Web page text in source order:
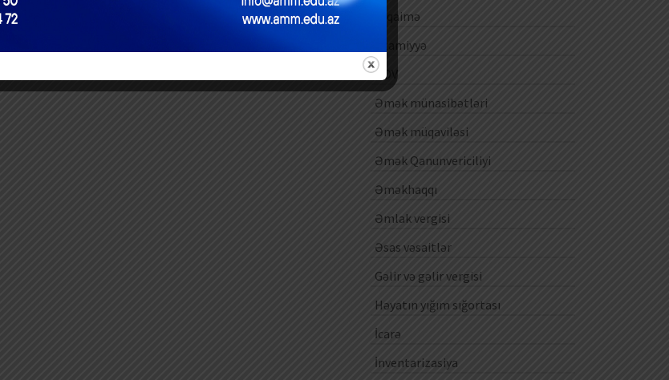
E-qaimə
Ezamiyyə
ƏDV
Əmək münasibətləri
Əmək müqaviləsi
Əmək Qanunvericiliyi
Əməkhaqqı
Əmlak vergisi
Əsas vəsaitlər
Gəlir və gəlir vergisi
Həyatın yığım sığortası
İcarə
İnventarizasiya